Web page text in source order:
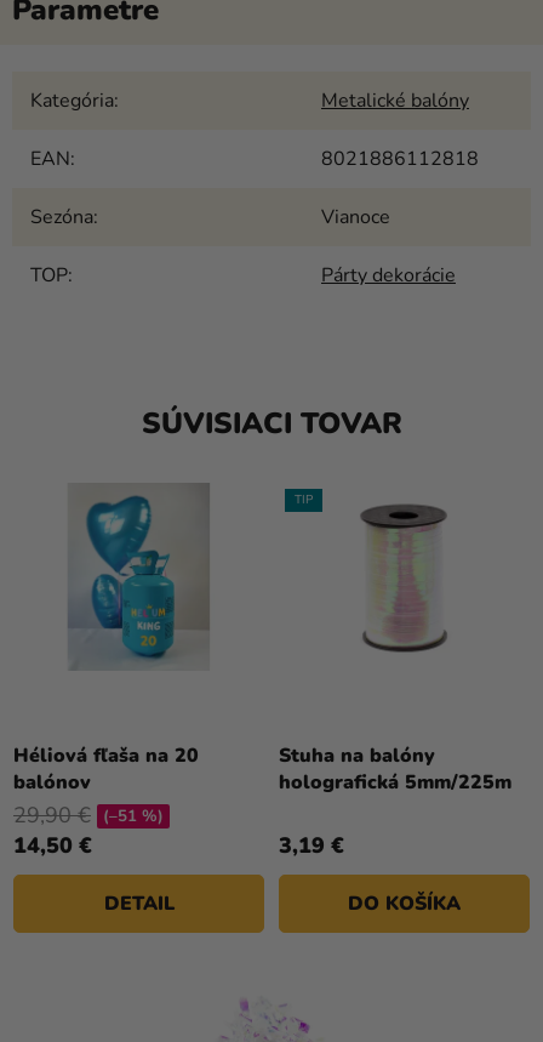
Kategória: Metalické balóny
EAN: 8021886112818
Sezóna: Vianoce
TOP: Párty dekorácie
SÚVISIACI TOVAR
Héliová fľaša na 20
balónov
hodnotenie
je
5,0
5
hviezdičiek.
14,50 €
29,90 € (–51 %)
DETAIL
TIP
Stuha na balóny
holografická 5mm/225m
3,19 €
DO KOŠÍKA